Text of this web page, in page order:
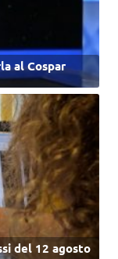
al Cospar
del 12 agosto